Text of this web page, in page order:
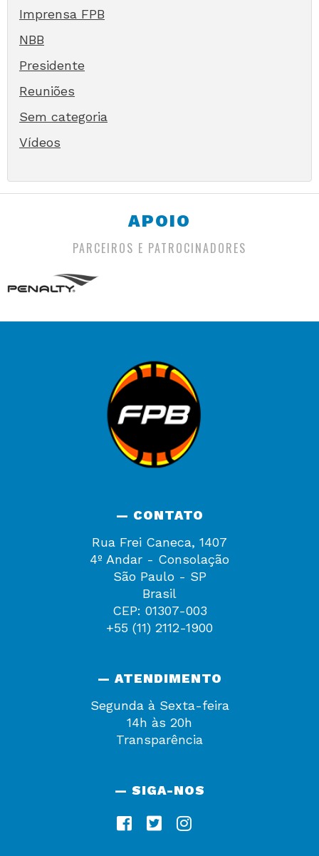
Imprensa FPB
NBB
Presidente
Reuniões
Sem categoria
Vídeos
APOIO
PARCEIROS E PATROCINADORES
— CONTATO
Rua Frei Caneca, 1407
4º Andar - Consolação
São Paulo - SP
Brasil
CEP: 01307-003
+55 (11) 2112-1900
— ATENDIMENTO
Segunda à Sexta-feira
14h às 20h
Transparência
— SIGA-NOS